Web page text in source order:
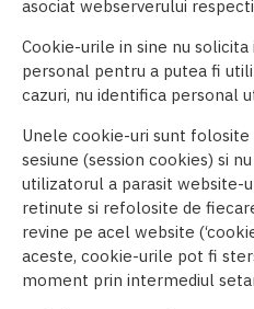
asociat webserverului
Cookie-urile in sine nu
personal pentru a putea fi
cazuri, nu identifica personal
Unele cookie-uri sunt
sesiune (session cookies) si
utilizatorul a parasit website-
retinute si refolosite de
revine pe acel website
aceste, cookie-urile pot fi
moment prin intermediul